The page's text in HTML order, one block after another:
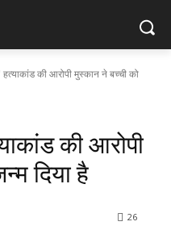
की आरोपी मुस्कान ने बच्ची को
की आरोपी
दिया है
26